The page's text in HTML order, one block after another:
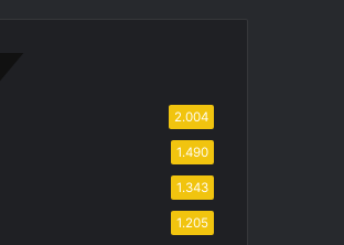
2.004
1.490
1.343
1.205